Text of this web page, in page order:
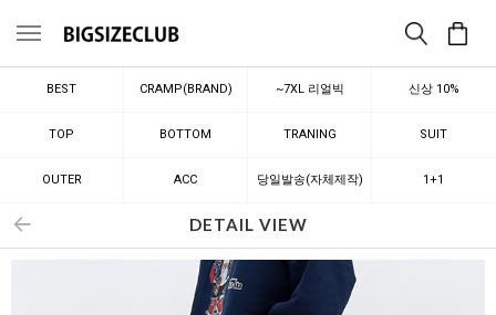
메뉴
BEST CRAMP(BRAND) ~7XL 리얼빅 신상 10%
TOP BOTTOM TRANING SUIT
OUTER ACC 당일발송(자체제작) 1+1
DETAIL VIEW